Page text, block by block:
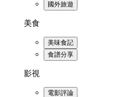
國外旅遊
美食
美味食記
食譜分享
影視
電影評論